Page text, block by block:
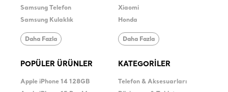
Samsung Telefon
Samsung Kulaklık
Daha Fazla
Xiaomi
Honda
Daha Fazla
POPÜLER ÜRÜNLER
Apple iPhone 14 128GB
KATEGORİLER
Telefon & Aksesuarları